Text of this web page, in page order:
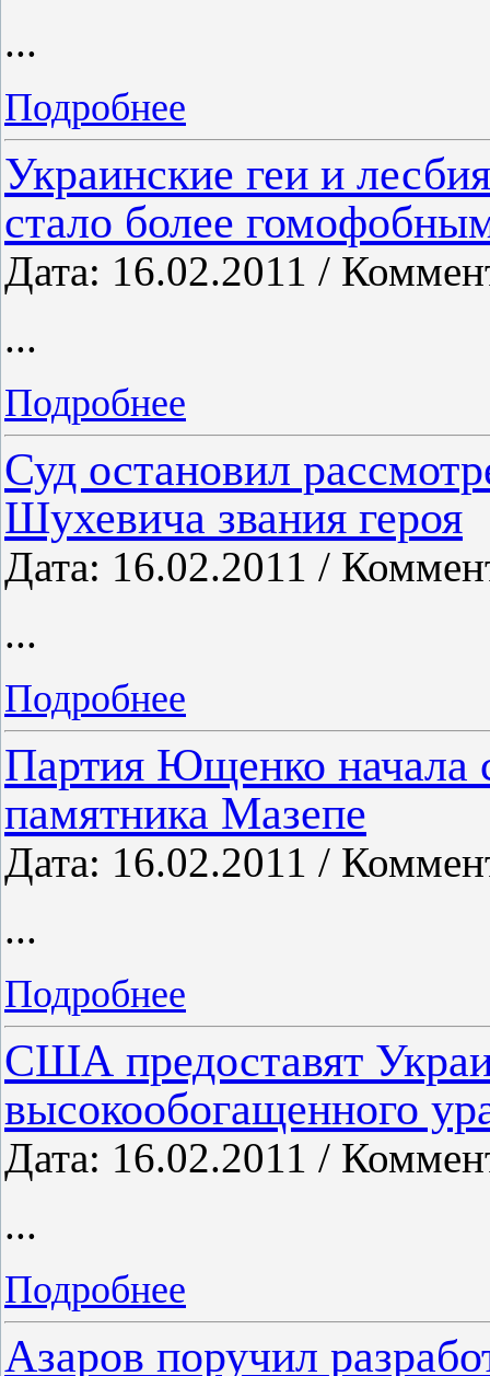
...
Подробнее
Украинские геи и
стало более
Дата: 16.02.2011 /
...
Подробнее
Суд остановил
Шухевича звания героя
Дата: 16.02.2011 /
...
Подробнее
Партия Ющенко начала
памятника Мазепе
Дата: 16.02.2011 /
...
Подробнее
США предоставят
высокообогащенного
Дата: 16.02.2011 /
...
Подробнее
Азаров поручил